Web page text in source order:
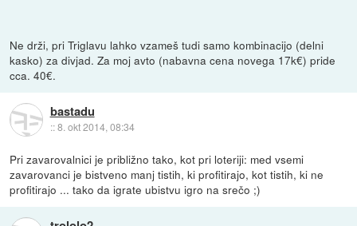
Ne drži, pri Triglavu lahko vzameš tudi samo kombinacijo (delni
kasko) za divjad. Za moj avto (nabavna cena novega 17k€) pride
cca. 40€.
bastadu
::8. okt 2014, 08:34
Pri zavarovalnici je približno tako, kot pri loteriji: med vsemi
zavarovanci je bistveno manj tistih, ki profitirajo, kot tistih, ki ne
profitirajo ... tako da igrate ubistvu igro na srečo ;)